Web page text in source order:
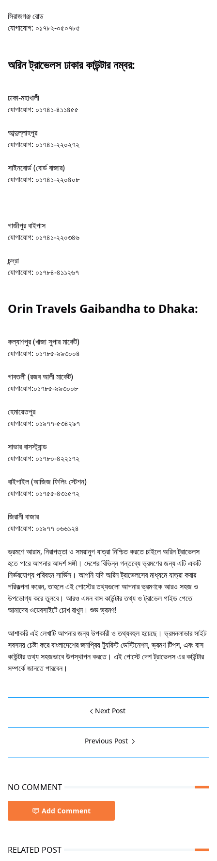
সিরাজগঞ্জ রোড
যোগাযোগ: ০১৭৮২-০৫০৭৮৫
অরিন ট্রাভেলস ঢাকার কাউন্টার নম্বর:
ঢাকা-মহাখালী
যোগাযোগ: ০১৭৪১-৪১১৪৫৫
আব্দুল্লাহপুর
যোগাযোগ: ০১৭৪১-২২০২৭২
সাইনবোর্ড (বোর্ড বাজার)
যোগাযোগ: ০১৭৪১-২২০৪০৮
গাজীপুর বাইপাস
যোগাযোগ: ০১৭৪১-২২০৩৪৬
চন্দ্রা
যোগাযোগ: ০১৭৮৪-৪১১২৬৭
Orin Travels Gaibandha to Dhaka:
কল্যাণপুর (খাজা সুপার মার্কেট)
যোগাযোগ: ০১৭৮৫-৯৯৩০০৪
গাবতলী (রজব আলী মার্কেট)
যোগাযোগ:০১৭৮৫-৯৯৩০০৮
হেমায়েতপুর
যোগাযোগ: ০১৯৭৭-৫৩৪২৯৭
সাভার বাসস্ট্যান্ড
যোগাযোগ: ০১৭৮০-৪২২১৭২
বাইপাইল (আজিজ ফিলিং স্টেশন)
যোগাযোগ: ০১৭৫৫-৪৩১৫৭২
জিরানী বাজার
যোগাযোগ: ০১৯৭৭ ০৬৬১২৪
ভ্রমণে আরাম, নিরাপত্তা ও সময়ানুগ যাত্রা নিশ্চিত করতে চাইলে অরিন ট্রাভেলস
হতে পারে আপনার আদর্শ সঙ্গী। দেশের বিভিন্ন গন্তব্যে ভ্রমণের জন্য এটি একটি
নির্ভরযোগ্য পরিবহন সার্ভিস। আপনি যদি অরিন ট্রাভেলসের মাধ্যমে যাত্রা করার
পরিকল্পনা করেন, তাহলে এই পোস্টের তথ্যগুলো আপনার ভ্রমণকে আরও সহজ ও
উপভোগ্য করে তুলবে। আরও এমন বাস কাউন্টার তথ্য ও ট্রাভেল গাইড পেতে
আমাদের ওয়েবসাইটে চোখ রাখুন। শুভ ভ্রমণ!
আশাকরি এই লেখাটি আপনার জন্য উপকারী ও তথ্যবহুল হয়েছে। ভ্রমনলাভার সাইট
সবসময় চেষ্টা করে বাংলাদেশের জনপ্রিয় ট্যুরিস্ট ডেস্টিনেশন, ভ্রমণ টিপস, এবং বাস
কাউন্টার তথ্য সহজভাবে উপস্থাপন করতে। এই পোস্টে দেশ ট্রাভেলস এর কাউন্টার
সম্পর্কে জানতে পারবেন।
Next Post
Previous Post
NO COMMENT
Add Comment
RELATED POST